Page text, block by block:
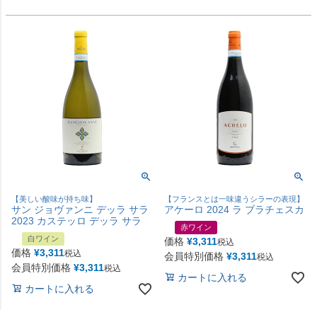
【美しい酸味が持ち味】
サン ジョヴァンニ デッラ サラ
2023 カステッロ デッラ サラ
白ワイン
価格 ¥3,311税込
会員特別価格 ¥3,311税込
カートに入れる
【フランスとは一味違うシラーの表現】
アケーロ 2024 ラ ブラチェスカ
赤ワイン
価格 ¥3,311税込
会員特別価格 ¥3,311税込
カートに入れる